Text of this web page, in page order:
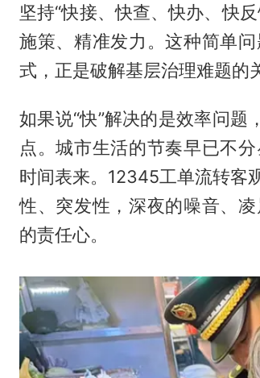
坚持“快接、快查、快办、快
施策、精准发力。这种简单
式，正是破解基层治理难题的
如果说“快”解决的是效率问题
点。城市生活的节奏早已不
时间表来。12345工单流转客
性、突发性，深夜的噪音、
的责任心。